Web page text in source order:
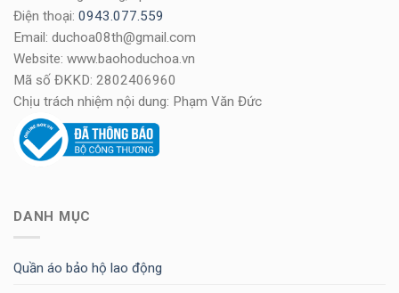
Điện thoại: 0943.077.559
Email: duchoa08th@gmail.com
Website: www.baohoduchoa.vn
Mã số ĐKKD: 2802406960
Chịu trách nhiệm nội dung: Phạm Văn Đức
DANH MỤC
Quần áo bảo hộ lao động